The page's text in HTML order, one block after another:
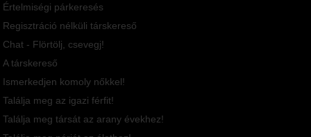
Értelmiségi párkeresés
Regisztráció nélküli társkereső
Chat - Flörtölj, csevegj!
A társkereső
Ismerkedjen komoly nőkkel!
Találja meg az igazi férfit!
Találja meg társát az arany évekhez!